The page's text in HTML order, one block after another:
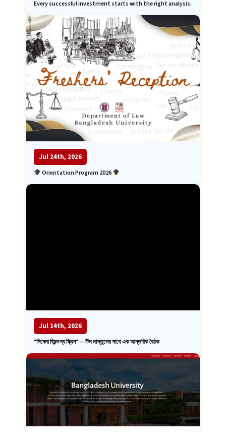
Every successful investment starts with the right analysis.
Jul 24th, 2026
Orientation Program 2026
Jul 14th, 2026
"সিনেমা বিয়ন্ড দ্য স্ক্রিন" — টিম মাস্তুলের সাথে এক আন্তরিক বৈঠক